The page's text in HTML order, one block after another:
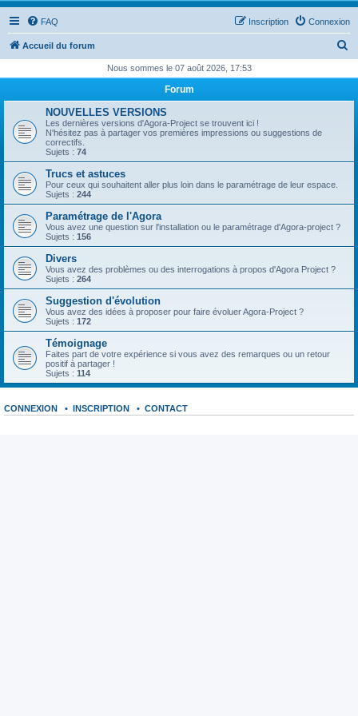
FAQ Connexion
Inscription
Accueil du forum
h
c
Nous sommes le 07 août 2026, 17:53
Forum
NOUVELLES VERSIONS
Les dernières versions d'Agora-Project se trouvent ici !
N'hésitez pas à partager vos premières impressions ou suggestions de
correctifs.
Sujets : 74
Trucs et astuces
Pour ceux qui souhaitent aller plus loin dans le paramétrage de leur espace.
Sujets : 244
Paramétrage de l'Agora
Vous avez une question sur l'installation ou le paramétrage d'Agora-project ?
Sujets : 156
Divers
Vous avez des problèmes ou des interrogations à propos d'Agora Project ?
Sujets : 264
Suggestion d'évolution
Vous avez des idées à proposer pour faire évoluer Agora-Project ?
Sujets : 172
Témoignage
Faites part de votre expérience si vous avez des remarques ou un retour
positif à partager !
Sujets : 114
CONNEXION • INSCRIPTION • CONTACT